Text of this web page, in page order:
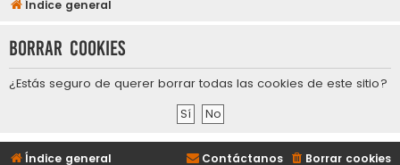
Índice general
Borrar cookies
¿Estás seguro de querer borrar todas las cookies de este sitio?
Índice general Borrar cookies
Contáctanos